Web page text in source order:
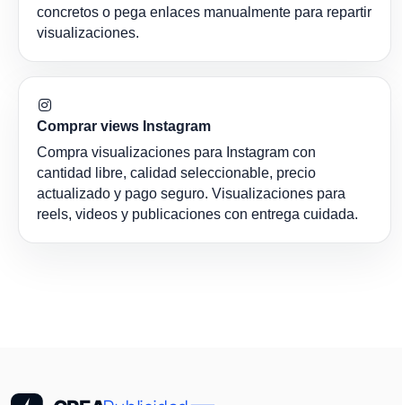
concretos o pega enlaces manualmente para repartir
visualizaciones.
Comprar views Instagram
Compra visualizaciones para Instagram con
cantidad libre, calidad seleccionable, precio
actualizado y pago seguro. Visualizaciones para
reels, videos y publicaciones con entrega cuidada.